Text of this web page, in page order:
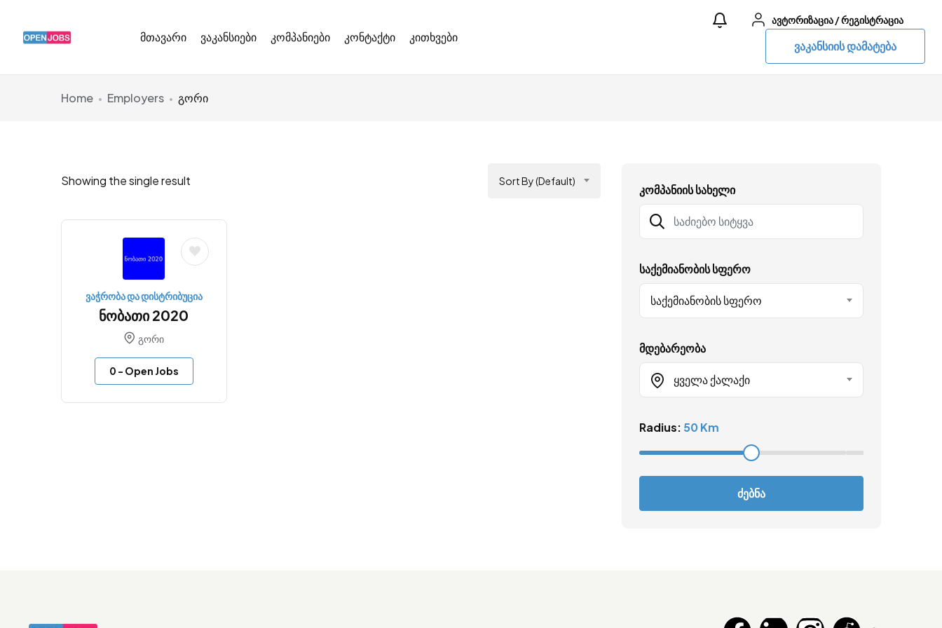
მთავარი ვაკანსიები კომპანიები კონტაქტი კითხვები
ავტორიზაცია/რეგისტრაცია
ვაკანსიის დამატება
Home Employers გორი
Showing the single result Sort By (Default)
ვაჭრობა და დისტრიბუცია
ნობათი 2020
გორი
0 - Open Jobs
კომპანიის სახელი
საქემიანობის სფერო
Საქემიანობის Სფერო
მდებარეობა
Ყველა Ქალაქი
Radius: 50 Km
ძებნა